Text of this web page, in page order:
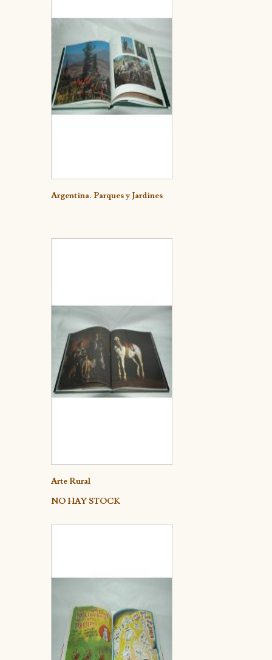
Detalle
Argentina. Parques y Jardines
Detalle
Arte Rural
NO HAY STOCK